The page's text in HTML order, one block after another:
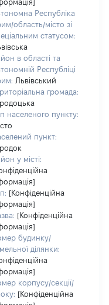
Республіка
область/місто зі
статусом:
в області та
Республіці
Львівський
громада:
населеного пункту:
пункт:
у місті:
[Конфіденційна
[Конфіденційна
будинку/
ділянки:
корпусу/секції/
[Конфіденційна